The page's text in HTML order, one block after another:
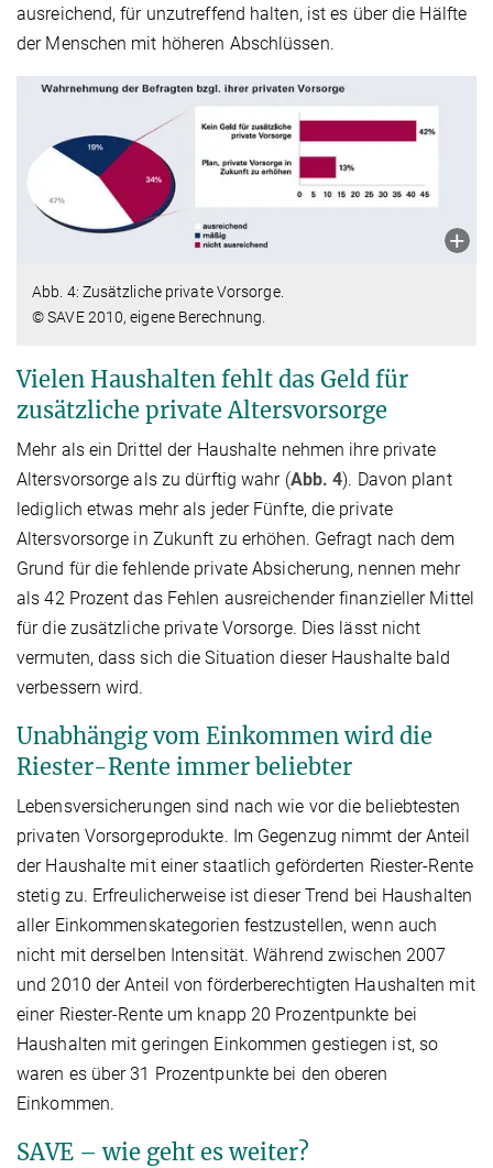
ausreichend, für unzutreffend halten, ist es über die Hälfte
der Menschen mit höheren Abschlüssen.
Abb. 4: Zusätzliche private Vorsorge.
© SAVE 2010, eigene Berechnung.
Vielen Haushalten fehlt das Geld für
zusätzliche private Altersvorsorge
Mehr als ein Drittel der Haushalte nehmen ihre private
Altersvorsorge als zu dürftig wahr (Abb. 4). Davon plant
lediglich etwas mehr als jeder Fünfte, die private
Altersvorsorge in Zukunft zu erhöhen. Gefragt nach dem
Grund für die fehlende private Absicherung, nennen mehr
als 42 Prozent das Fehlen ausreichender finanzieller Mittel
für die zusätzliche private Vorsorge. Dies lässt nicht
vermuten, dass sich die Situation dieser Haushalte bald
verbessern wird.
Unabhängig vom Einkommen wird die
Riester-Rente immer beliebter
Lebensversicherungen sind nach wie vor die beliebtesten
privaten Vorsorgeprodukte. Im Gegenzug nimmt der Anteil
der Haushalte mit einer staatlich geförderten Riester-Rente
stetig zu. Erfreulicherweise ist dieser Trend bei Haushalten
aller Einkommenskategorien festzustellen, wenn auch
nicht mit derselben Intensität. Während zwischen 2007
und 2010 der Anteil von förderberechtigten Haushalten mit
einer Riester-Rente um knapp 20 Prozentpunkte bei
Haushalten mit geringen Einkommen gestiegen ist, so
waren es über 31 Prozentpunkte bei den oberen
Einkommen.
SAVE – wie geht es weiter?